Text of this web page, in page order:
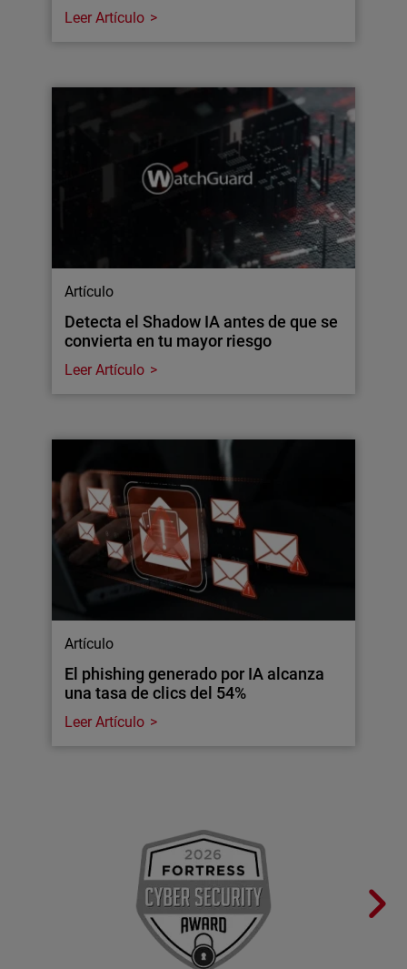
Leer Artículo
Artículo
Detecta el Shadow IA antes de que se
convierta en tu mayor riesgo
Leer Artículo
Artículo
El phishing generado por IA alcanza
una tasa de clics del 54%
Leer Artículo